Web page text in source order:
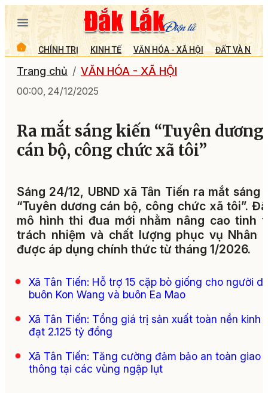
CHÍNH TRỊ KINH TẾ VĂN HÓA - XÃ HỘI ĐẤT VÀ
Trang chủ VĂN HÓA - XÃ HỘI
00:00, 24/12/2025
Ra mắt sáng kiến “Tuyên dương
cán bộ, công chức xã tôi”
Sáng 24/12, UBND xã Tân Tiến ra mắt sáng
“Tuyên dương cán bộ, công chức xã tôi”.
mô hình thi đua mới nhằm nâng cao tinh
trách nhiệm và chất lượng phục vụ Nhân
được áp dụng chính thức từ tháng 1/2026.
Xã Tân Tiến: Hỗ trợ 15 cặp bò giống cho người
buôn Kon Wang và buôn Ea Mao
Xã Tân Tiến: Tổng giá trị sản xuất toàn nền kinh
đạt 2.125 tỷ đồng
Xã Tân Tiến: Tăng cường đảm bảo an toàn giao
thông tại các vùng ngập lụt